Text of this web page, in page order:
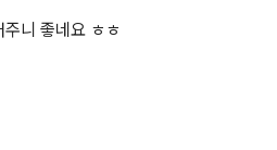
니 좋네요 ㅎㅎ